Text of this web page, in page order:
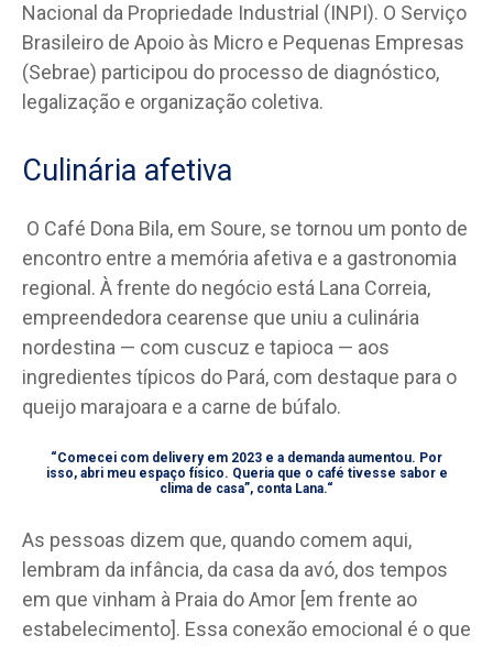
Nacional da Propriedade Industrial (INPI). O Serviço
Brasileiro de Apoio às Micro e Pequenas Empresas
(Sebrae) participou do processo de diagnóstico,
legalização e organização coletiva.
Culinária afetiva
O Café Dona Bila, em Soure, se tornou um ponto de
encontro entre a memória afetiva e a gastronomia
regional. À frente do negócio está Lana Correia,
empreendedora cearense que uniu a culinária
nordestina — com cuscuz e tapioca — aos
ingredientes típicos do Pará, com destaque para o
queijo marajoara e a carne de búfalo.
“Comecei com delivery em 2023 e a demanda aumentou. Por
isso, abri meu espaço físico. Queria que o café tivesse sabor e
clima de casa”, conta Lana.“
As pessoas dizem que, quando comem aqui,
lembram da infância, da casa da avó, dos tempos
em que vinham à Praia do Amor [em frente ao
estabelecimento]. Essa conexão emocional é o que